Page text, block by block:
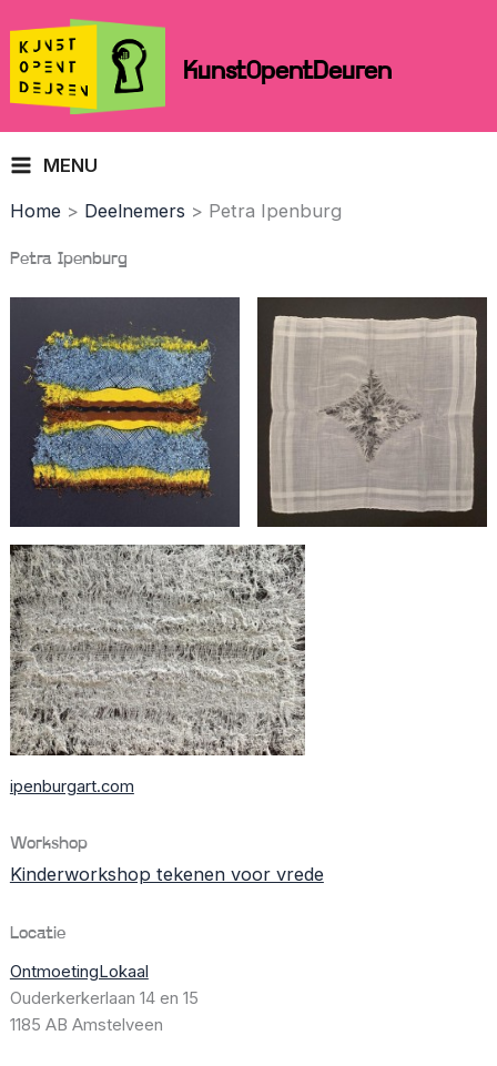
content
KunstOpentDeuren
MENU
Home Deelnemers Petra Ipenburg
Petra Ipenburg
ipenburgart.com
Workshop
Kinderworkshop tekenen voor vrede
Locatie
OntmoetingLokaal
Ouderkerkerlaan 14 en 15
1185 AB Amstelveen